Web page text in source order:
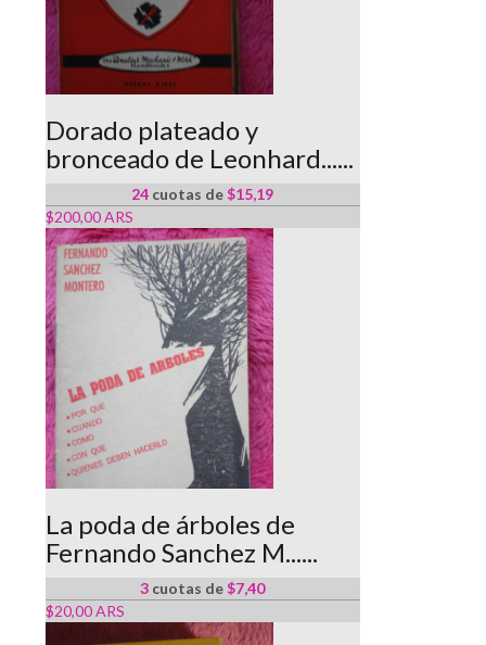
Dorado plateado y
bronceado de Leonhard......
24 cuotas de$15,19
$200,00 ARS
La poda de árboles de
Fernando Sanchez M......
3 cuotas de$7,40
$20,00 ARS